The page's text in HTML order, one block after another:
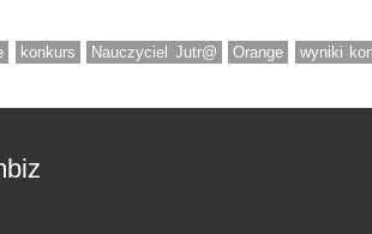
konkurs Nauczyciel Jutr@ Orange wyniki